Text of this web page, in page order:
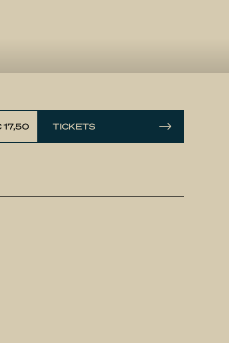
17,50 TICKETS